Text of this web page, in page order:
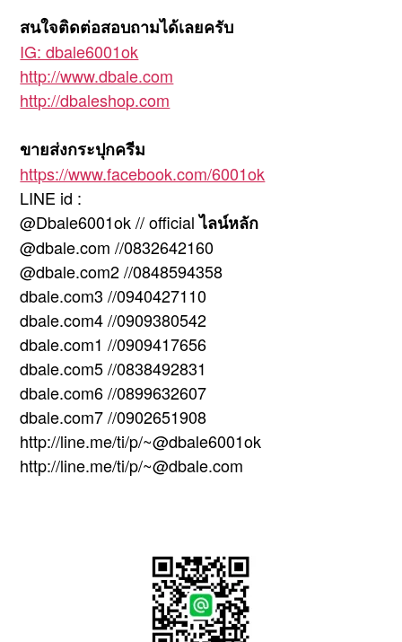
สนใจติดต่อสอบถามได้เลยครับ
IG: dbale6001ok
http://www.dbale.com
http://dbaleshop.com
ขายส่งกระปุกครีม
https://www.facebook.com/6001ok
LINE id :
@Dbale6001ok // officialไลน์หลัก
@dbale.com //0832642160
@dbale.com2 //0848594358
dbale.com3 //0940427110
dbale.com4 //0909380542
dbale.com1 //0909417656
dbale.com5 //0838492831
dbale.com6 //0899632607
dbale.com7 //0902651908
http://line.me/ti/p/~@dbale6001ok
http://line.me/ti/p/~@dbale.com